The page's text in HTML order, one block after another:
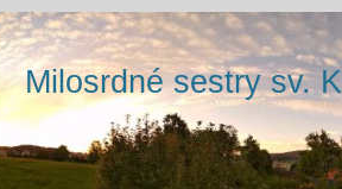
Milosrdné sestry sv.